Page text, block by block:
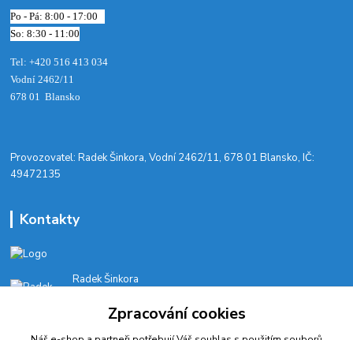
Po - Pá: 8:00 - 17:00
So: 8:30 - 11:00
Tel: +420 516 413 034‬
Vodní 2462/11
678 01 Blansko
​Provozovatel: Radek Šinkora, Vodní 2462/11, 678 01 Blansko, IČ:
49472135
Kontakty
Radek Šinkora
E-SHOP: Po-Pá, 8-17 hod.
Zpracování cookies